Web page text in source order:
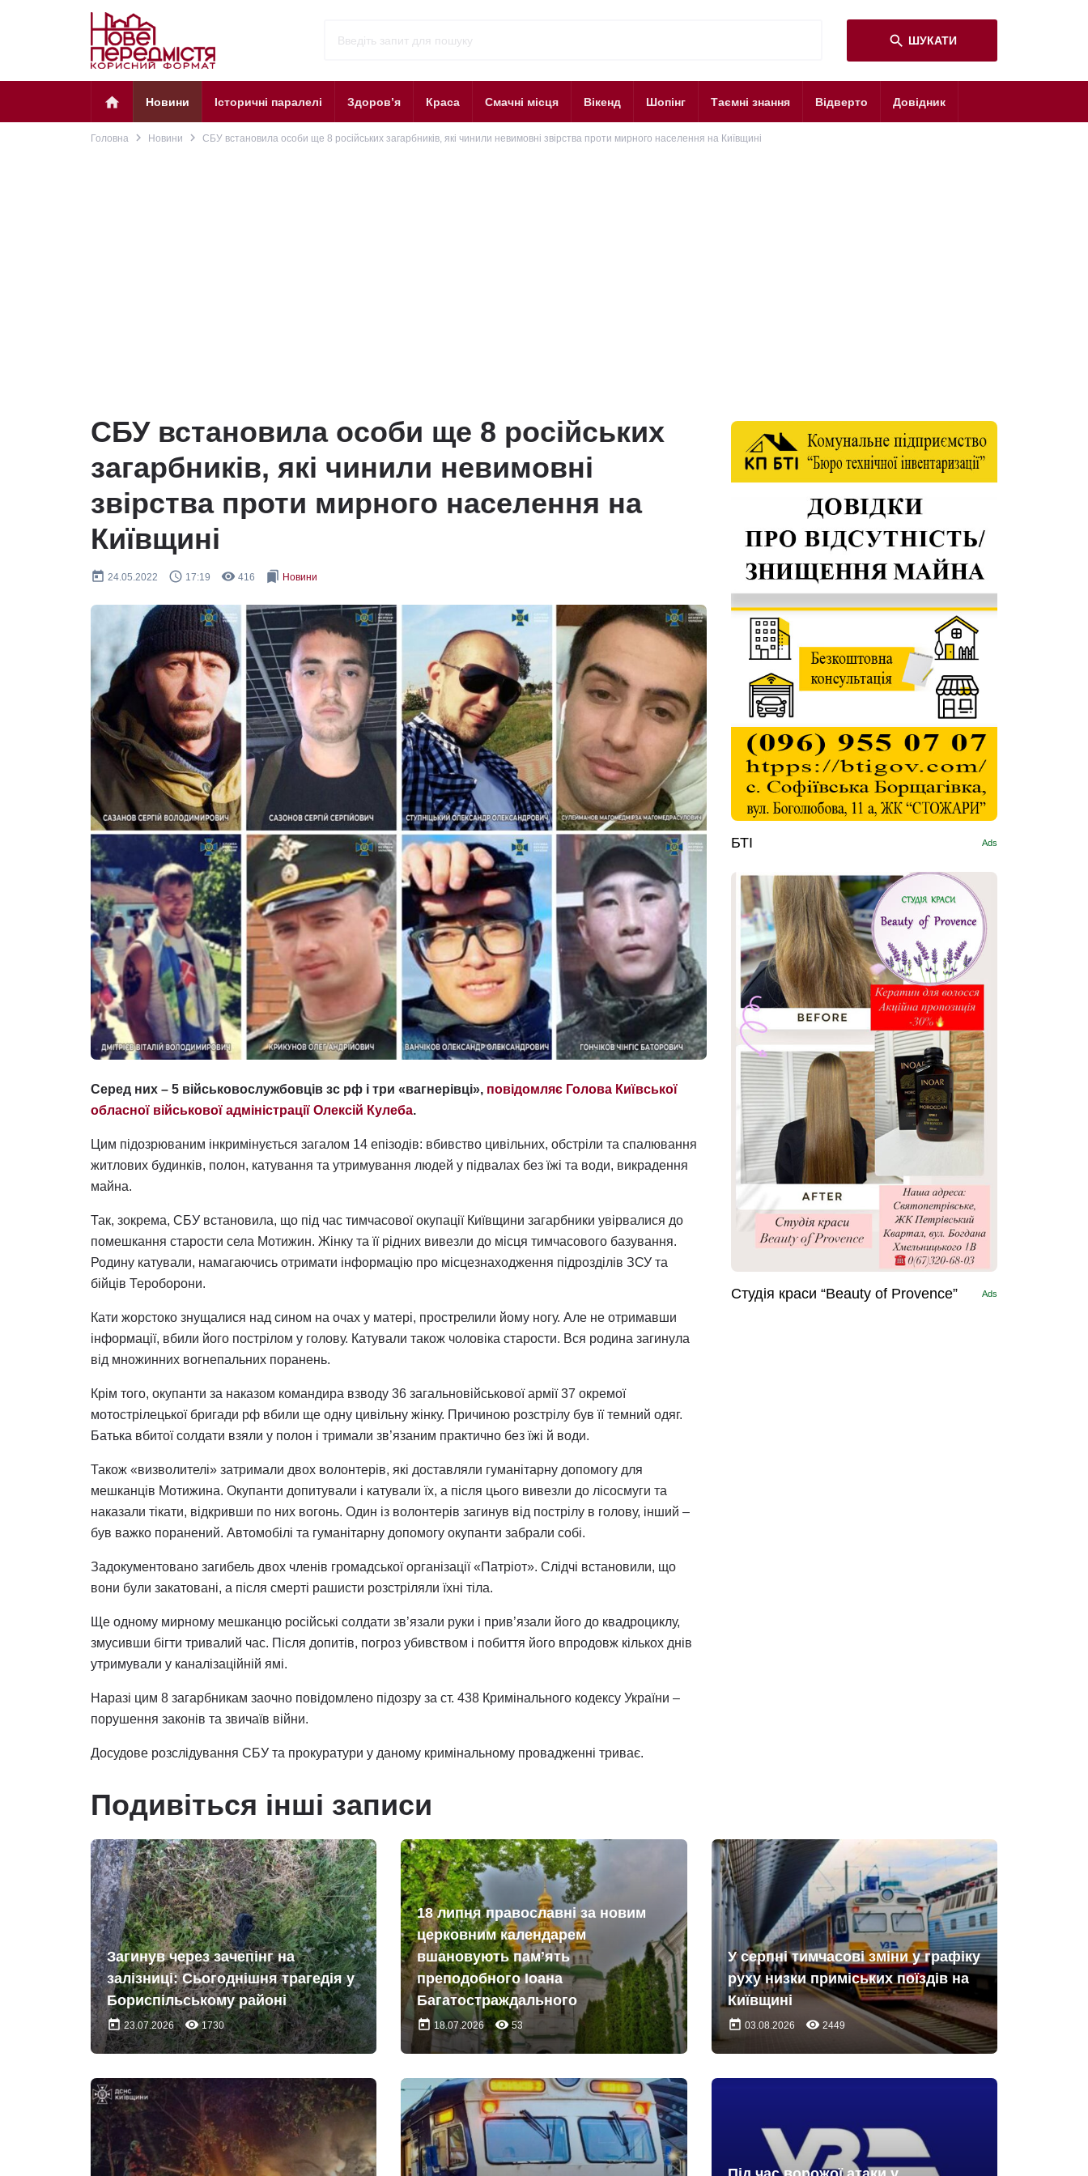
search ШУКАТИ
home Новини Історичні паралелі Здоров’я Краса Смачні місця Вікенд Шопінг Таємні знання Відверто Довідник
Головна navigate_next Новини navigate_next СБУ встановила особи ще 8 російських загарбників, які чинили невимовні звірства проти мирного населення на Київщині
СБУ встановила особи ще 8 російських
загарбників, які чинили невимовні
звірства проти мирного населення на
Київщині
today 24.05.2022 query_builder 17:19 remove_red_eye 416 bookmarks Новини
Серед них – 5 військовослужбовців зс рф і три «вагнерівці», повідомляє Голова Київської
обласної військової адміністрації Олексій Кулеба.
Цим підозрюваним інкримінується загалом 14 епізодів: вбивство цивільних, обстріли та спалювання
житлових будинків, полон, катування та утримування людей у підвалах без їжі та води, викрадення
майна.
Так, зокрема, СБУ встановила, що під час тимчасової окупації Київщини загарбники увірвалися до
помешкання старости села Мотижин. Жінку та її рідних вивезли до місця тимчасового базування.
Родину катували, намагаючись отримати інформацію про місцезнаходження підрозділів ЗСУ та
бійців Тероборони.
Кати жорстоко знущалися над сином на очах у матері, прострелили йому ногу. Але не отримавши
інформації, вбили його пострілом у голову. Катували також чоловіка старости. Вся родина загинула
від множинних вогнепальних поранень.
Крім того, окупанти за наказом командира взводу 36 загальновійськової армії 37 окремої
мотострілецької бригади рф вбили ще одну цивільну жінку. Причиною розстрілу був її темний одяг.
Батька вбитої солдати взяли у полон і тримали зв’язаним практично без їжі й води.
Також «визволителі» затримали двох волонтерів, які доставляли гуманітарну допомогу для
мешканців Мотижина. Окупанти допитували і катували їх, а після цього вивезли до лісосмуги та
наказали тікати, відкривши по них вогонь. Один із волонтерів загинув від пострілу в голову, інший –
був важко поранений. Автомобілі та гуманітарну допомогу окупанти забрали собі.
Задокументовано загибель двох членів громадської організації «Патріот». Слідчі встановили, що
вони були закатовані, а після смерті рашисти розстріляли їхні тіла.
Ще одному мирному мешканцю російські солдати зв’язали руки і прив’язали його до квадроциклу,
змусивши бігти тривалий час. Після допитів, погроз убивством і побиття його впродовж кількох днів
утримували у каналізаційній ямі.
Наразі цим 8 загарбникам заочно повідомлено підозру за ст. 438 Кримінального кодексу України –
порушення законів та звичаїв війни.
Досудове розслідування СБУ та прокуратури у даному кримінальному провадженні триває.
БТІ Ads
Студія краси “Beauty of Provence” Ads
Подивіться інші записи
Загинув через зачепінг на
залізниці: Сьогоднішня трагедія у
Бориспільському районі
today23.07.2026 remove_red_eye1730
18 липня православні за новим
церковним календарем
вшановують пам’ять
преподобного Іоана
Багатостраждального
today 18.07.2026 remove_red_eye 53
У серпні тимчасові зміни у графіку
руху низки приміських поїздів на
Київщині
today 03.08.2026 remove_red_eye 2449